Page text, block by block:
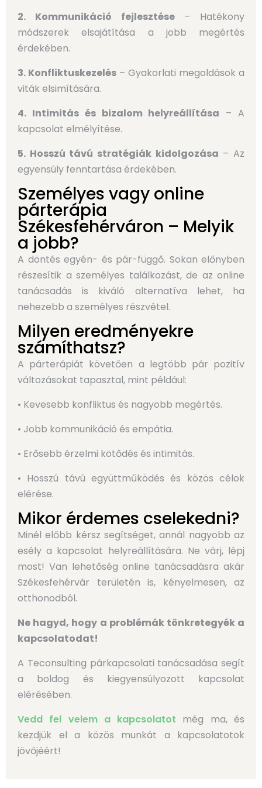
2. Kommunikáció fejlesztése– Hatékony
módszerek elsajátítása a jobb megértés
érdekében.
3. Konfliktuskezelés – Gyakorlati megoldások a
viták elsimítására.
4. Intimitás és bizalom helyreállítása – A
kapcsolat elmélyítése.
5. Hosszú távú stratégiák kidolgozása – Az
egyensúly fenntartása érdekében.
Személyes vagy online
párterápia
Székesfehérváron – Melyik
a jobb?
A döntés egyén- és pár-függő. Sokan előnyben
részesítik a személyes találkozást, de az online
tanácsadás is kiváló alternatíva lehet, ha
nehezebb a személyes részvétel.
Milyen eredményekre
számíthatsz?
A párterápiát követően a legtöbb pár pozitív
változásokat tapasztal, mint például:
• Kevesebb konfliktus és nagyobb megértés.
• Jobb kommunikáció és empátia.
• Erősebb érzelmi kötődés és intimitás.
• Hosszú távú együttműködés és közös célok
elérése.
Mikor érdemes cselekedni?
Minél előbb kérsz segítséget, annál nagyobb az
esély a kapcsolat helyreállítására. Ne várj, lépj
most! Van lehetőség online tanácsadásra akár
Székesfehérvár területén is, kényelmesen, az
otthonodból.
Ne hagyd, hogy a problémák tönkretegyék a
kapcsolatodat!
A Teconsulting párkapcsolati tanácsadása segít
a boldog és kiegyensúlyozott kapcsolat
elérésében.
Vedd fel velem a kapcsolatot még ma,és
kezdjük el a közös munkát a kapcsolatotok
jövőjéért!